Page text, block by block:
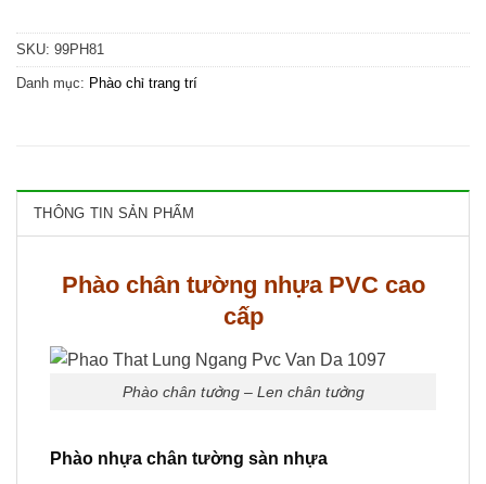
SKU: 99PH81
Danh mục: Phào chỉ trang trí
THÔNG TIN SẢN PHẨM
Phào chân tường nhựa PVC cao
cấp
Phào chân tường – Len chân tường
Phào nhựa chân tường sàn nhựa